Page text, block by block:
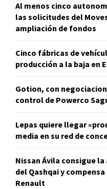
Al menos cinco
las solicitudes del
ampliación de fondos
Cinco fábricas de
producción a la baja en
Gotion, con
control de Powerco
Lepas quiere llegar
media en su red de
Nissan Ávila consigue
del Qashqai y
Renault